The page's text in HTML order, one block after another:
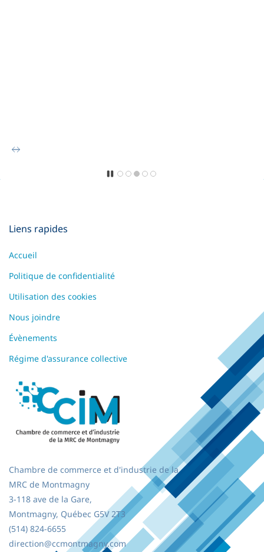
Liens rapides
Accueil
Politique de confidentialité
Utilisation des cookies
Nous joindre
Évènements
Régime d'assurance collective
Chambre de commerce et d'industrie de la
MRC de Montmagny
3-118 ave de la Gare,
Montmagny, Québec G5V 2T3
(514) 824-6655
direction@ccmontmagny.com